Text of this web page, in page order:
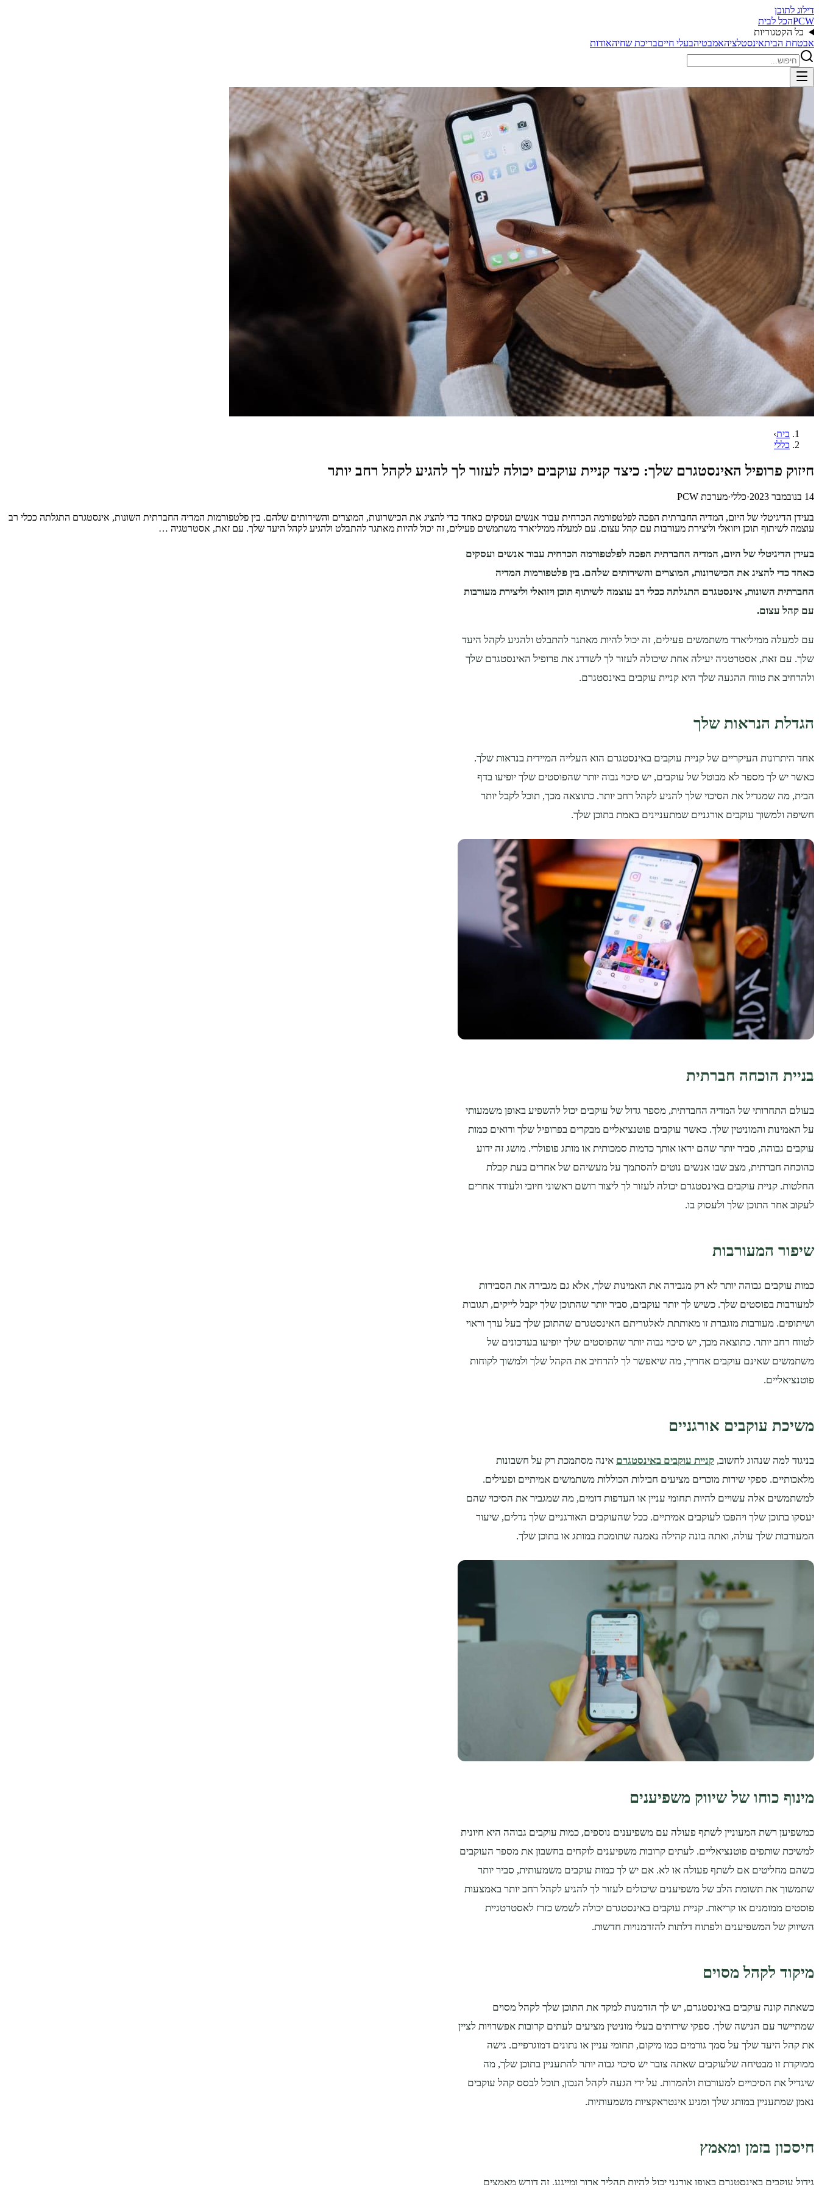
דילוג לתוכן
PCWהכל לבית
כל הקטגוריות
אבטחת הביתאינסטלציהאמבטיהבעלי חייםבריכת שחיהאודות
בית›
כללי
חיזוק פרופיל האינסטגרם שלך: כיצד קניית עוקבים יכולה לעזור לך להגיע לקהל רחב יותר
14 בנובמבר 2023 ·כללי·מערכת PCW
בעידן הדיגיטלי של היום, המדיה החברתית הפכה לפלטפורמה הכרחית עבור אנשים ועסקים כאחד כדי להציג את הכישרונות, המוצרים והשירותים שלהם. בין פלטפורמות המדיה החברתית השונות, אינסטגרם התגלתה ככלי רב
עוצמה לשיתוף תוכן ויזואלי וליצירת מעורבות עם קהל עצום. עם למעלה ממיליארד משתמשים פעילים, זה יכול להיות מאתגר להתבלט ולהגיע לקהל היעד שלך. עם זאת, אסטרטגיה …
בעידן הדיגיטלי של היום, המדיה החברתית הפכה לפלטפורמה הכרחית עבור אנשים ועסקים
כאחד כדי להציג את הכישרונות, המוצרים והשירותים שלהם. בין פלטפורמות המדיה
החברתית השונות, אינסטגרם התגלתה ככלי רב עוצמה לשיתוף תוכן ויזואלי וליצירת מעורבות
עם קהל עצום.
עם למעלה ממיליארד משתמשים פעילים, זה יכול להיות מאתגר להתבלט ולהגיע לקהל היעד
שלך. עם זאת, אסטרטגיה יעילה אחת שיכולה לעזור לך לשדרג את פרופיל האינסטגרם שלך
ולהרחיב את טווח ההגעה שלך היא קניית עוקבים באינסטגרם.
הגדלת הנראות שלך
אחד היתרונות העיקריים של קניית עוקבים באינסטגרם הוא העלייה המיידית בנראות שלך.
כאשר יש לך מספר לא מבוטל של עוקבים, יש סיכוי גבוה יותר שהפוסטים שלך יופיעו בדף
הבית, מה שמגדיל את הסיכוי שלך להגיע לקהל רחב יותר. כתוצאה מכך, תוכל לקבל יותר
חשיפה ולמשוך עוקבים אורגניים שמתעניינים באמת בתוכן שלך.
בניית הוכחה חברתית
בעולם התחרותי של המדיה החברתית, מספר גדול של עוקבים יכול להשפיע באופן משמעותי
על האמינות והמוניטין שלך. כאשר עוקבים פוטנציאליים מבקרים בפרופיל שלך ורואים כמות
עוקבים גבוהה, סביר יותר שהם יראו אותך כדמות סמכותית או מותג פופולרי. מושג זה ידוע
כהוכחה חברתית, מצב שבו אנשים נוטים להסתמך על מעשיהם של אחרים בעת קבלת
החלטות. קניית עוקבים באינסטגרם יכולה לעזור לך ליצור רושם ראשוני חיובי ולעודד אחרים
לעקוב אחר התוכן שלך ולעסוק בו.
שיפור המעורבות
כמות עוקבים גבוהה יותר לא רק מגבירה את האמינות שלך, אלא גם מגבירה את הסבירות
למעורבות בפוסטים שלך. כשיש לך יותר עוקבים, סביר יותר שהתוכן שלך יקבל לייקים, תגובות
ושיתופים. מעורבות מוגברת זו מאותתת לאלגוריתם האינסטגרם שהתוכן שלך בעל ערך וראוי
לטווח רחב יותר. כתוצאה מכך, יש סיכוי גבוה יותר שהפוסטים שלך יופיעו בעדכונים של
משתמשים שאינם עוקבים אחריך, מה שיאפשר לך להרחיב את הקהל שלך ולמשוך לקוחות
פוטנציאליים.
משיכת עוקבים אורגניים
בניגוד למה שנהוג לחשוב, קניית עוקבים באינסטגרם אינה מסתמכת רק על חשבונות
מלאכותיים. ספקי שירות מוכרים מציעים חבילות הכוללות משתמשים אמיתיים ופעילים.
למשתמשים אלה עשויים להיות תחומי עניין או העדפות דומים, מה שמגביר את הסיכוי שהם
יעסקו בתוכן שלך ויהפכו לעוקבים אמיתיים. ככל שהעוקבים האורגניים שלך גדלים, שיעור
המעורבות שלך עולה, ואתה בונה קהילה נאמנה שתומכת במותג או בתוכן שלך.
מינוף כוחו של שיווק משפיענים
כמשפיען רשת המעוניין לשתף פעולה עם משפיענים נוספים, כמות עוקבים גבוהה היא חיונית
למשיכת שותפים פוטנציאליים. לעתים קרובות משפיענים לוקחים בחשבון את מספר העוקבים
כשהם מחליטים אם לשתף פעולה או לא. אם יש לך כמות עוקבים משמעותית, סביר יותר
שתמשוך את תשומת הלב של משפיענים שיכולים לעזור לך להגיע לקהל רחב יותר באמצעות
פוסטים ממומנים או קריאות. קניית עוקבים באינסטגרם יכולה לשמש כזרז לאסטרטגיית
השיווק של המשפיענים ולפתוח דלתות להזדמנויות חדשות.
מיקוד לקהל מסוים
כשאתה קונה עוקבים באינסטגרם, יש לך הזדמנות למקד את התוכן שלך לקהל מסוים
שמתיישר עם הנישה שלך. ספקי שירותים בעלי מוניטין מציעים לעתים קרובות אפשרויות לציין
את קהל היעד שלך על סמך גורמים כמו מיקום, תחומי עניין או נתונים דמוגרפיים. גישה
ממוקדת זו מבטיחה שלעוקבים שאתה צובר יש סיכוי גבוה יותר להתעניין בתוכן שלך, מה
שיגדיל את הסיכויים למעורבות ולהמרות. על ידי הגעה לקהל הנכון, תוכל לבסס קהל עוקבים
נאמן שמתעניין במותג שלך ומניע אינטראקציות משמעותיות.
חיסכון בזמן ומאמץ
גידול עוקבים באינסטגרם באופן אורגני יכול להיות תהליך ארוך ומייגע. זה דורש מאמצים